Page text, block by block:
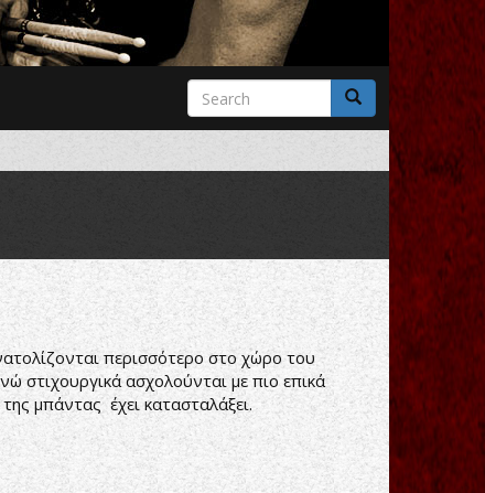
Search
form
Search
περισσότερο στο χώρο του
στιχουργικά ασχολούνται με πιο επικά
μπάντας έχει κατασταλάξει.